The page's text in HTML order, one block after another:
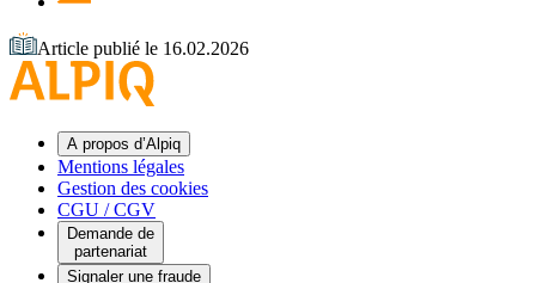
Article publié le 16.02.2026
A propos d’Alpiq
Mentions légales
Gestion des cookies
CGU / CGV
Demande de
partenariat
Signaler une fraude